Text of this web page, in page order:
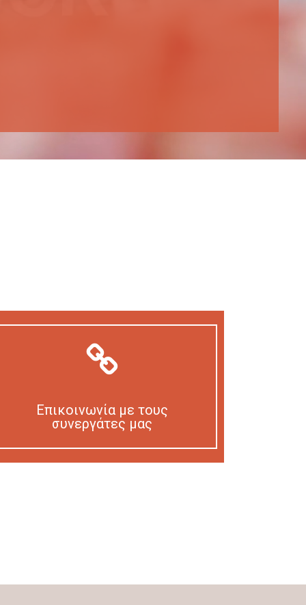
Επικοινωνία με τους
συνεργάτες μας